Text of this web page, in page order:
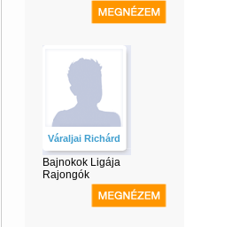
Váraljai Richárd
Bajnokok Ligája
Rajongók